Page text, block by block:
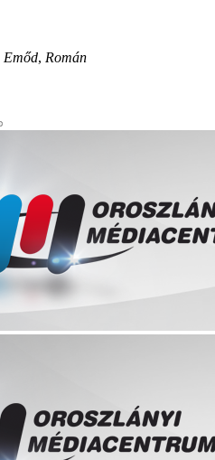
Emőd, Román